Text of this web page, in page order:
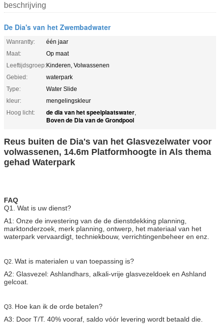
beschrijving
De Dia's van het Zwembadwater
Wanrantty:
één jaar
Maat:
Op maat
Leeftijdsgroep:Kinderen, Volwassenen
Gebied:
waterpark
Type:
Water Slide
kleur:
mengelingskleur
Hoog licht:
de dia van het speelplaatswater,
Boven de Dia van de Grondpool
Reus buiten de Dia's van het Glasvezelwater voor
volwassenen, 14.6m Platformhoogte in Als thema
gehad Waterpark
FAQ
Q1. Wat is uw dienst?
A1: Onze de investering van de de dienstdekking planning,
marktonderzoek, merk planning, ontwerp, het materiaal van het
waterpark vervaardigt, techniekbouw, verrichtingenbeheer en enz.
Q2. Wat is materialen u van toepassing is?
A2: Glasvezel: Ashlandhars, alkali-vrije glasvezeldoek en Ashland
gelcoat.
Q3. Hoe kan ik de orde betalen?
A3: Door T/T. 40% vooraf, saldo vóór levering wordt betaald die.